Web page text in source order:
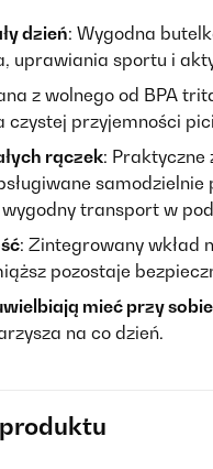
dzień: Wygodna
uprawiania sportu i
z wolnego od BPA
czystej przyjemności
rączek: Praktyczne
samodzielnie
transport w
: Zintegrowany wkład
pozostaje
mieć przy sobie
na co dzień.